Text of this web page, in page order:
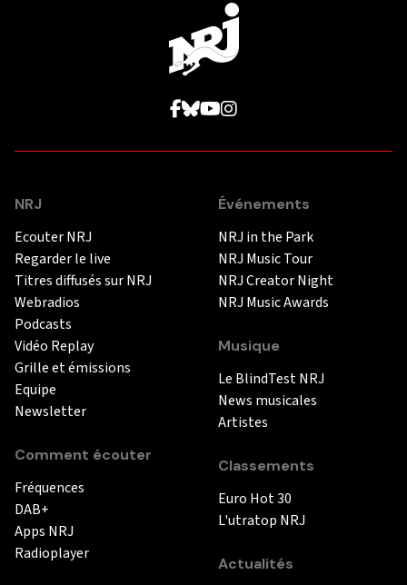
NRJ
Ecouter NRJ
Regarder le live
Titres diffusés sur NRJ
Webradios
Podcasts
Vidéo Replay
Grille et émissions
Equipe
Newsletter
Comment écouter
Fréquences
DAB+
Apps NRJ
Radioplayer
Événements
NRJ in the Park
NRJ Music Tour
NRJ Creator Night
NRJ Music Awards
Musique
Le BlindTest NRJ
News musicales
Artistes
Classements
Euro Hot 30
L'utratop NRJ
Actualités